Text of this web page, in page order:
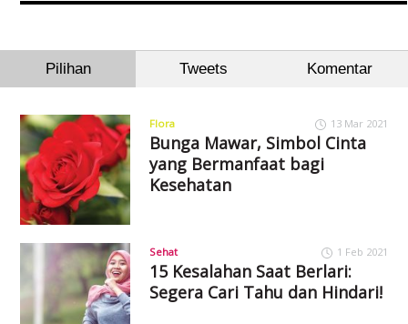
Pilihan Tweets Komentar
Flora 13 Mar 2021
Bunga Mawar, Simbol Cinta
yang Bermanfaat bagi
Kesehatan
Sehat 1 Feb 2021
15 Kesalahan Saat Berlari:
Segera Cari Tahu dan Hindari!